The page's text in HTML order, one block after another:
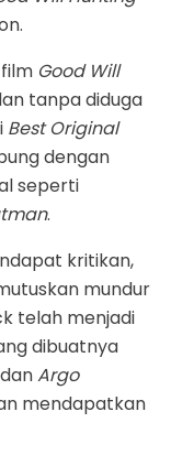
Good Will
tanpa diduga
Best Original
dengan
seperti
.
kritikan,
mundur
telah menjadi
dibuatnya
danArgo
mendapatkan